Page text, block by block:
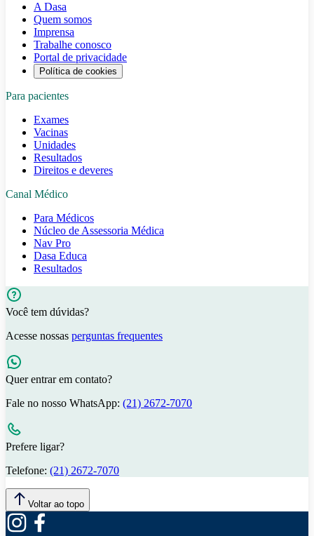
A Dasa
Quem somos
Imprensa
Trabalhe conosco
Portal de privacidade
Política de cookies
Para pacientes
Exames
Vacinas
Unidades
Resultados
Direitos e deveres
Canal Médico
Para Médicos
Núcleo de Assessoria Médica
Nav Pro
Dasa Educa
Resultados
Você tem dúvidas?
Acesse nossas perguntas frequentes
Quer entrar em contato?
Fale no nosso WhatsApp: (21) 2672-7070
Prefere ligar?
Telefone: (21) 2672-7070
Voltar ao topo